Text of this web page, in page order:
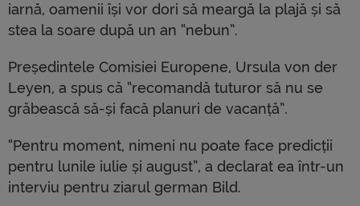
iarnă, oamenii își vor dori să meargă la plajă și să
stea la soare după un an “nebun”.
Președintele Comisiei Europene, Ursula von der
Leyen, a spus că “recomandă tuturor să nu se
grăbească să-și facă planuri de vacanță”.
“Pentru moment, nimeni nu poate face predicții
pentru lunile iulie și august”, a declarat ea într-un
interviu pentru ziarul german Bild.